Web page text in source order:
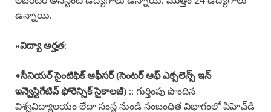
ఉన్నాయి.
»విద్యా అర్హత:
•సీనియర్ సైంటిఫిక్ ఆఫీసర్ (సెంటర్ ఆఫ్ ఎక్సలెన్స్ ఇన్
ఇన్వెస్టిగేటివ్ ఫోరెన్సిక్ సైకాలజీ) :: గుర్తింపు పొందిన
విశ్వవిద్యాలయం లేదా సంస్థ నుండి సంబంధిత విభాగంలో పిహెచ్‌డి